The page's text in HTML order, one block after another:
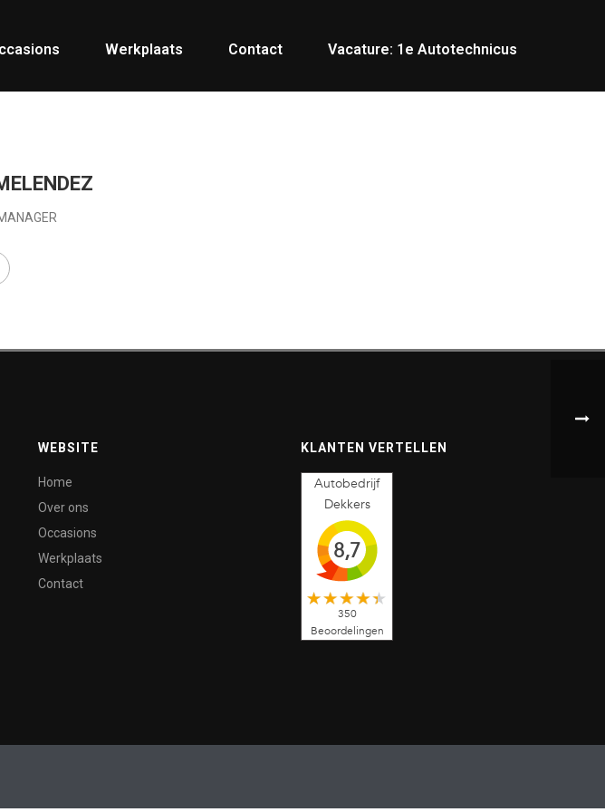
Werkplaats Contact Vacature: 1e Autotechnicus
WEBSITE
Home
Over ons
Occasions
Werkplaats
Contact
KLANTEN VERTELLEN
Autobedrijf
Dekkers
8,7
350
Beoordelingen